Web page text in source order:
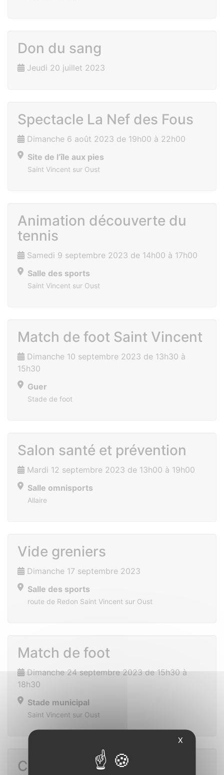
Don du sang
Jeudi 20 juillet 2023
Spectacle La Nef des Fous
Dimanche 6 août 2023 de 19h00 à 22h00
Site de l’île aux pies
Saint Vincent sur Oust
Animation découverte du
tennis
Samedi 9 septembre 2023 de 14h00 à 17h00
Salle des sports
Saint Vincent sur Oust
Match de foot Saint Vincent
Dimanche 10 septembre 2023 de 13h30 à
15h30
Guer
Stade de foot
Salon santé et prévention
Mardi 12 septembre 2023 de 13h00 à 19h00
Salle omnisports
Allaire
Vide greniers
Dimanche 17 septembre 2023
Salle des sports
route de Redon Saint Vincent sur Oust
Match de foot
Dimanche 24 septembre 2023 de 15h30 à
18h30
Stade municipal
Saint Vincent sur Oust
Conférence sur le sommeil
X